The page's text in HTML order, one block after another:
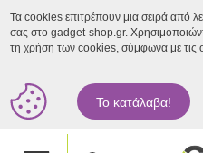
Τα cookies επιτρέπουν μια σειρά από
σας στο gadget-shop.gr.
τη χρήση των cookies, σύμφωνα με τις
Το κατάλαβα!